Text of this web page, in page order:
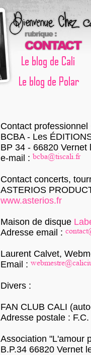
Contact
BCBA - Les
BP 34 - 66820 Vernet
e-mail :
Contact concerts,
ASTERIOS
www.asterios.fr
Maison de disque
Adresse email :
Laurent Calvet,
Email :
Divers :
FAN CLUB CALI
Adresse postale :
Association "L'amour
B.P.34 66820 Vernet